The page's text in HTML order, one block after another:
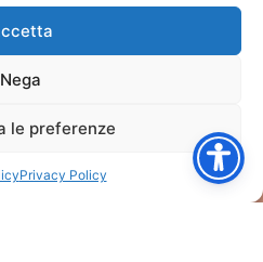
Nega
le preferenze
Privacy Policy
Y
o
u
u
b
e
n
a
g
r
- All rights reserved